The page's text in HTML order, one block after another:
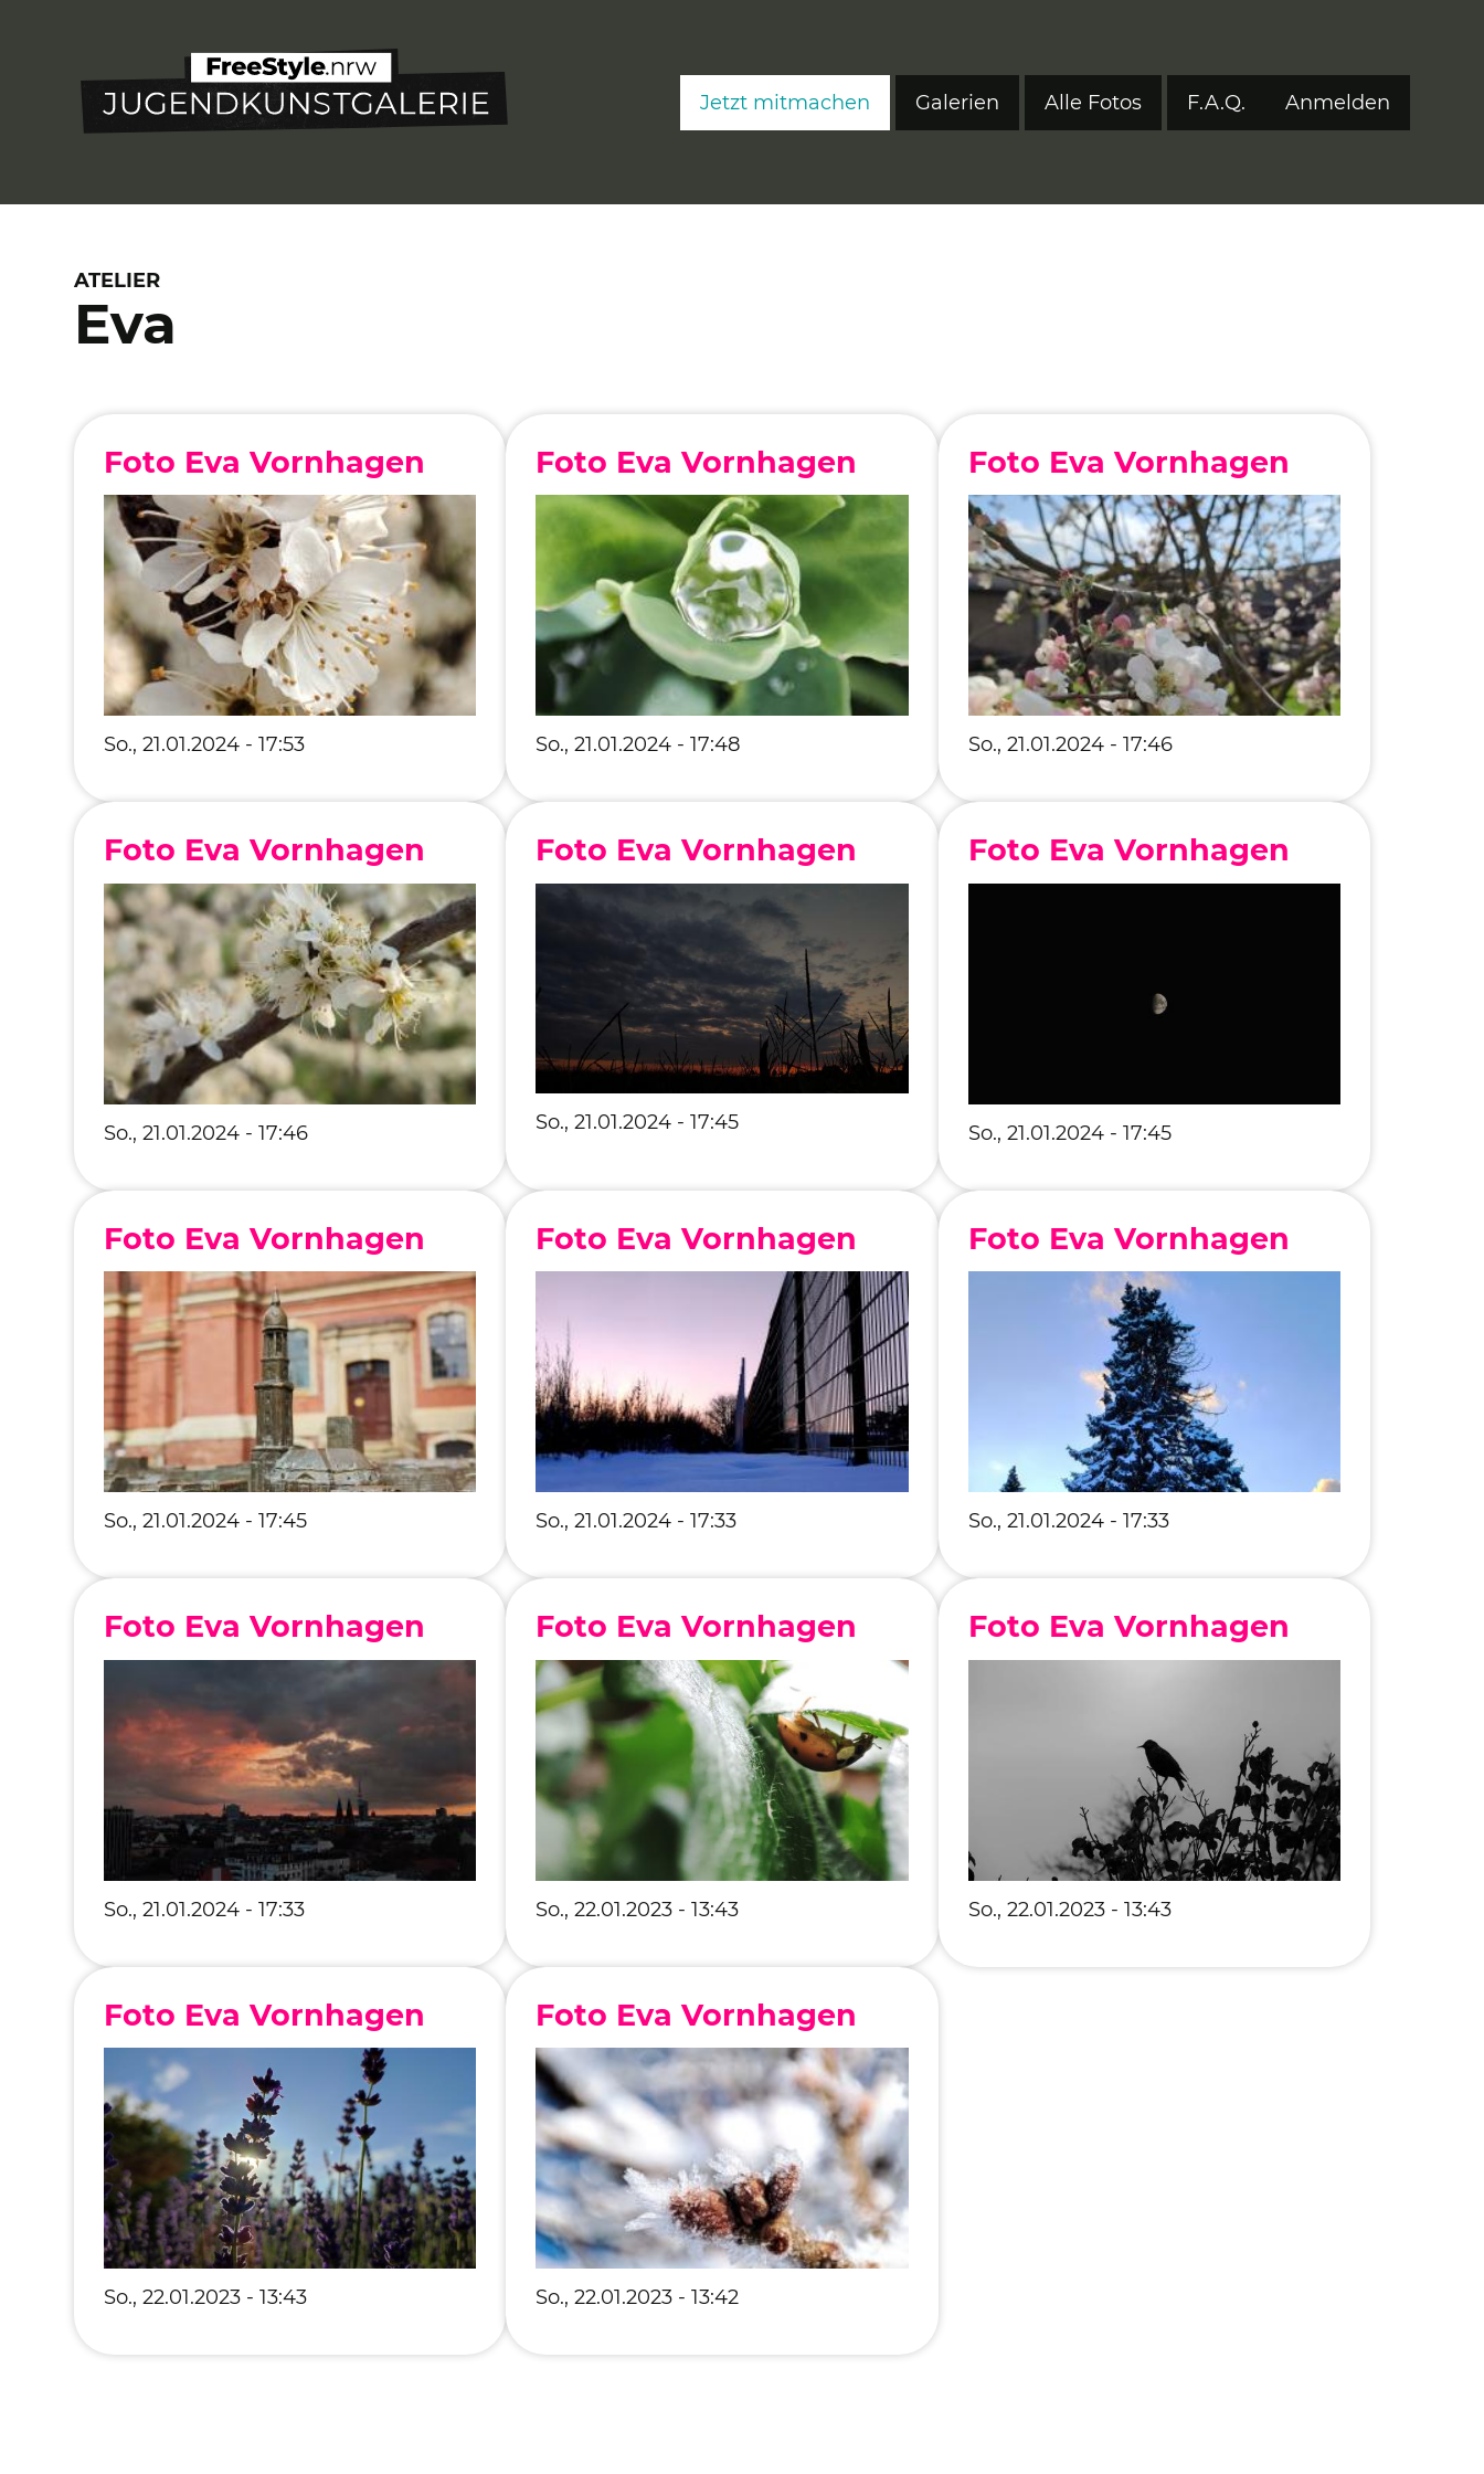
Jetzt mitmachen Galerien
FreeStyle 2023
FreeStyle 2019
FreeStyle 2018
FreeStyle 2017
Alle Fotos F.A.Q. Anmelden
ATELIER
Eva
Foto Eva Vornhagen
So., 21.01.2024 - 17:53
Foto Eva Vornhagen
So., 21.01.2024 - 17:48
Foto Eva Vornhagen
So., 21.01.2024 - 17:46
Foto Eva Vornhagen
So., 21.01.2024 - 17:46
Foto Eva Vornhagen
So., 21.01.2024 - 17:45
Foto Eva Vornhagen
So., 21.01.2024 - 17:45
Foto Eva Vornhagen
So., 21.01.2024 - 17:45
Foto Eva Vornhagen
So., 21.01.2024 - 17:33
Foto Eva Vornhagen
So., 21.01.2024 - 17:33
Foto Eva Vornhagen
So., 21.01.2024 - 17:33
Foto Eva Vornhagen
So., 22.01.2023 - 13:43
Foto Eva Vornhagen
So., 22.01.2023 - 13:43
Foto Eva Vornhagen
So., 22.01.2023 - 13:43
Foto Eva Vornhagen
So., 22.01.2023 - 13:42